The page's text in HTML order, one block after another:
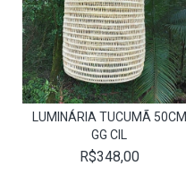
LUMINÁRIA TUCUMÃ 50CM
GG CIL
R$348,00